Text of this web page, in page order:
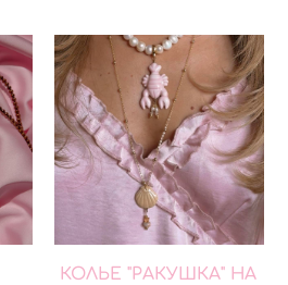
КОЛЬЕ "РАКУШКА" НА